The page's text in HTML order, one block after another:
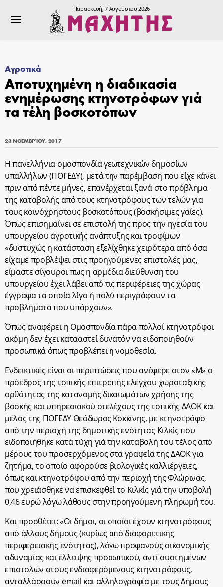
Παρασκευή, 7 Αυγούστου 2026
Αγροτικά
Αποτυχημένη η διαδικασία
ενημέρωσης κτηνοτρόφων γιά
τα τέλη βοσκοτόπων
23 ΝΟΕΜΒΡΊΟΥ, 2017
Η πανελλήνια ομοσπονδία γεωτεχνικών δημοσίων
υπαλλήλων (ΠΟΓΕΔΥ), μετά την παρέμβαση που είχε κάνει
πριν από πέντε μήνες, επανέρχεται ξανά στο πρόβλημα
της καταβολής από τους κτηνοτρόφους των τελών για
τους κοινόχρηστους βοσκοτόπους (βοσκήσιμες γαίες).
Όπως επισημαίνει σε επιστολή της προς την ηγεσία του
υπουργείου αγροτικής ανάπτυξης και τροφίμων
«δυστυχώς η κατάσταση εξελίχθηκε χειρότερα από όσα
είχαμε προβλέψει στις προηγούμενες επιστολές μας,
είμαστε σίγουροι πως η αρμόδια διεύθυνση του
υπουργείου έχει λάβει από τις περιφέρειες της χώρας
έγγραφα τα οποία λίγο ή πολύ περιγράφουν τα
προβλήματα που υπάρχουν».
Όπως αναφέρει η Ομοσπονδία πάρα πολλοί κτηνοτρόφοι
ακόμη δεν έχει κατααστεί δυνατόν να ειδοποιηθούν
προσωπικά όπως προβλέπει η νομοθεσία.
Ενδεικτικές είναι οι περιπτώσεις που ανέφερε στον «Μ» ο
πρόεδρος της τοπικής επιτροπής ελέγχου χωροταξικής
ορθότητας της κατανομής δικαιωμάτων χρήσης της
βοσκής και υπηρεσιακού στελέχους της τοπικής ΔΑΟΚ και
μέλος της ΠΟΓΕΔΥ Θεόδωρος Κοκκίνης, με κτηνοτρόφο
από την περιοχή της δημοτικής ενότητας Κιλκίς που
ειδοποιήθηκε κατά τύχη γιά την καταβολή του τέλος από
μέρους του προσερχόμενος στα γραφεία της ΔΑΟΚ για
ζητήμα, το οποίο αφορούσε βιολογικές καλλιέργειες,
όπως και κτηνοτρόφου από την περιοχή της Φλώρινας,
που χρειάσθηκε να επισκεφθεί το Κιλκίς γιά την υποβολή
0,46 ευρώ λόγω λάθους στην προηγούμενη πληρωμή του.
Και προσθέτει: «Οι δήμοι, οι οποίοι έχουν κτηνοτρόφους
από άλλους δήμους (κυρίως από διαφορετικής
περιφερειακής ενότητας), λόγω προφανούς οικονομικής
αδυναμίας και έλλειψης προσωπικού, αντί συστημένων
επιστολών στους ενδιαφερόμενους κτηνοτρόφους,
ανταλλάσσουν email και αλληλογραφία με τους Δήμους